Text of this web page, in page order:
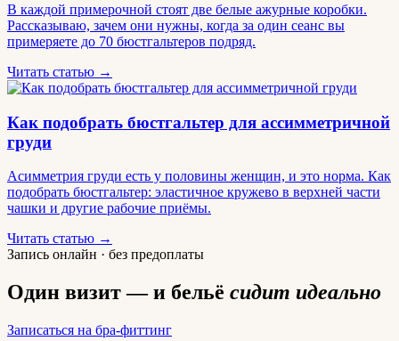
В каждой примерочной стоят две белые ажурные коробки.
Рассказываю, зачем они нужны, когда за один сеанс вы
примеряете до 70 бюстгальтеров подряд.
Читать статью →
Как подобрать бюстгальтер для ассимметричной
груди
Асимметрия груди есть у половины женщин, и это норма. Как
подобрать бюстгальтер: эластичное кружево в верхней части
чашки и другие рабочие приёмы.
Читать статью →
Запись онлайн · без предоплаты
Один визит — и бельё сидит идеально
Записаться на бра-фиттинг